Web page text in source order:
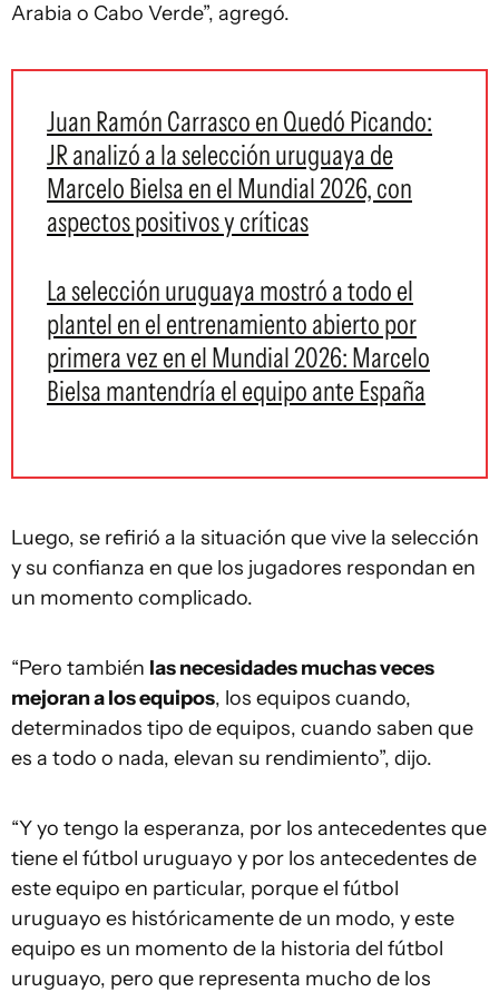
Arabia o Cabo Verde”, agregó.
Juan Ramón Carrasco en Quedó Picando:
JR analizó a la selección uruguaya de
Marcelo Bielsa en el Mundial 2026, con
aspectos positivos y críticas
La selección uruguaya mostró a todo el
plantel en el entrenamiento abierto por
primera vez en el Mundial 2026: Marcelo
Bielsa mantendría el equipo ante España
Luego, se refirió a la situación que vive la selección
y su confianza en que los jugadores respondan en
un momento complicado.
“Pero también las necesidades muchas veces
mejoran a los equipos, los equipos cuando,
determinados tipo de equipos, cuando saben que
es a todo o nada, elevan su rendimiento”, dijo.
“Y yo tengo la esperanza, por los antecedentes que
tiene el fútbol uruguayo y por los antecedentes de
este equipo en particular, porque el fútbol
uruguayo es históricamente de un modo, y este
equipo es un momento de la historia del fútbol
uruguayo, pero que representa mucho de los